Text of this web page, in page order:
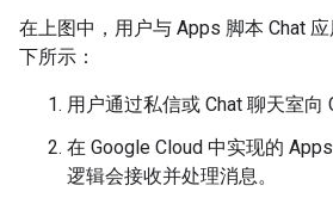
在上图中，用户与 Apps 脚本 Chat
下所示：
用户通过私信或 Chat 聊天室向
在 Google Cloud 中实现的
逻辑会接收并处理消息。